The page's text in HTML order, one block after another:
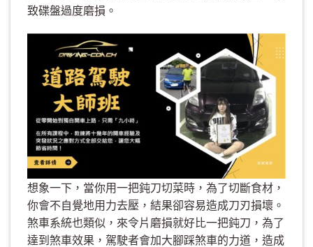
致碟盤過度磨損。
想象一下，當你用一把鈍刀切菜時，為了切斷食材，
你會不自覺地用力去壓，結果卻容易造成刀刃損壞。
煞車系統也類似，來令片磨損就好比一把鈍刀，為了
達到煞車效果，駕駛者會加大腳踩煞車的力道，造成